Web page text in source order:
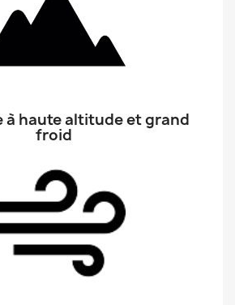
à haute altitude et grand
froid